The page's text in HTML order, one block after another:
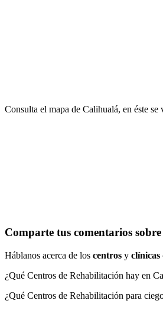
Consulta el mapa de Calihualá, en éste se
Comparte tus comentarios
Háblanos acerca de los centros y clínicas
¿Qué Centros de Rehabilitación hay en
¿Qué Centros de Rehabilitación para